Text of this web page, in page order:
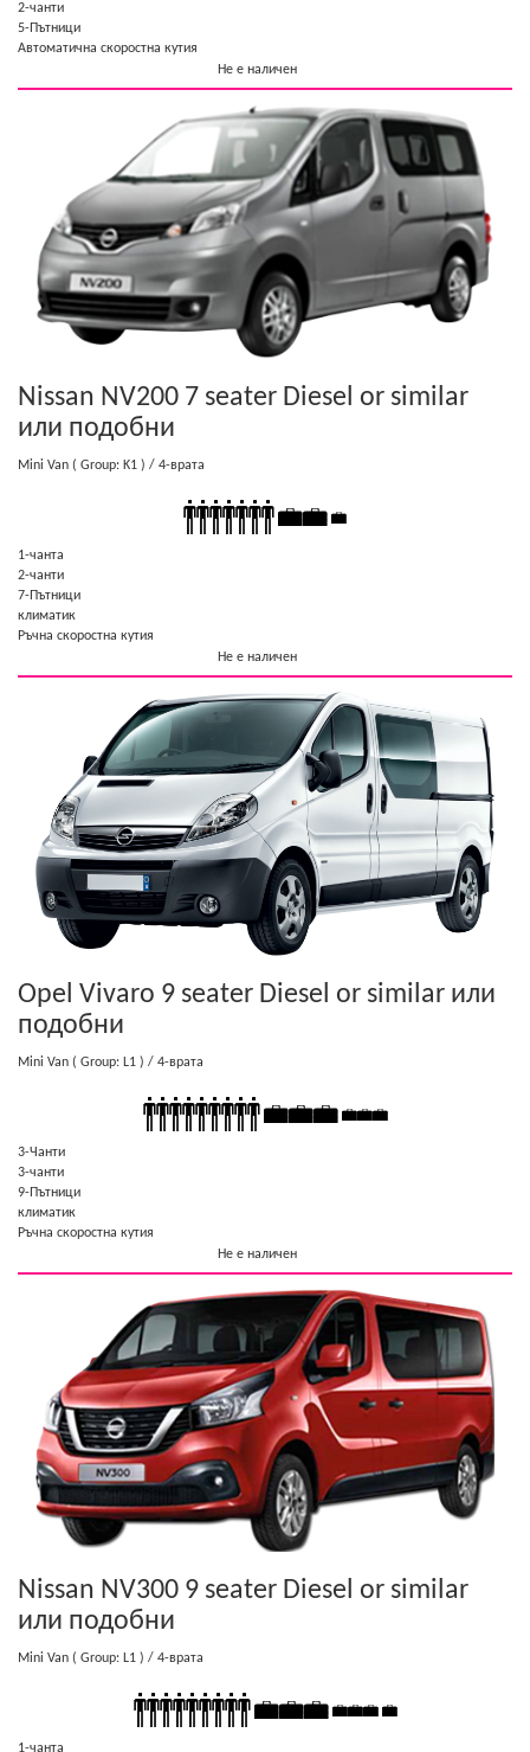
2-чанти
5-Пътници
Автоматична скоростна кутия
Не е наличен
Nissan NV200 7 seater Diesel or similar
или подобни
Mini Van ( Group: K1 ) / 4-врата
1-чанта
2-чанти
7-Пътници
климатик
Ръчна скоростна кутия
Не е наличен
Opel Vivaro 9 seater Diesel or similar или
подобни
Mini Van ( Group: L1 ) / 4-врата
3-Чанти
3-чанти
9-Пътници
климатик
Ръчна скоростна кутия
Не е наличен
Nissan NV300 9 seater Diesel or similar
или подобни
Mini Van ( Group: L1 ) / 4-врата
1-чанта